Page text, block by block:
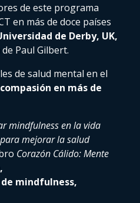
de este programa
en más de doce países
de Derby, UK,
Paul Gilbert.
de salud mental en el
en más de
mindfulness en la vida
mejorar la salud
Corazón Cálido: Mente
mindfulness,